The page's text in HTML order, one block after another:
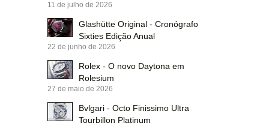
11 de julho de 2026
Glashütte Original - Cronógrafo
Sixties Edição Anual
22 de junho de 2026
Rolex - O novo Daytona em
Rolesium
27 de maio de 2026
Bvlgari - Octo Finissimo Ultra
Tourbillon Platinum